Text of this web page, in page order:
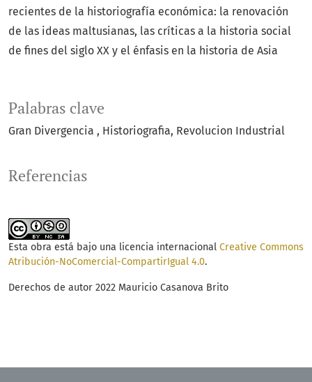
Palabras clave
Gran Divergencia Historiografia Revolucion Industrial
recientes de la historiografía económica: la renovación
de las ideas maltusianas, las críticas a la historia social
de fines del siglo XX y el énfasis en la historia de Asia
Referencias
Esta obra está bajo una licencia internacional Creative Commons
Atribución-NoComercial-CompartirIgual 4.0.
Derechos de autor 2022 Mauricio Casanova Brito